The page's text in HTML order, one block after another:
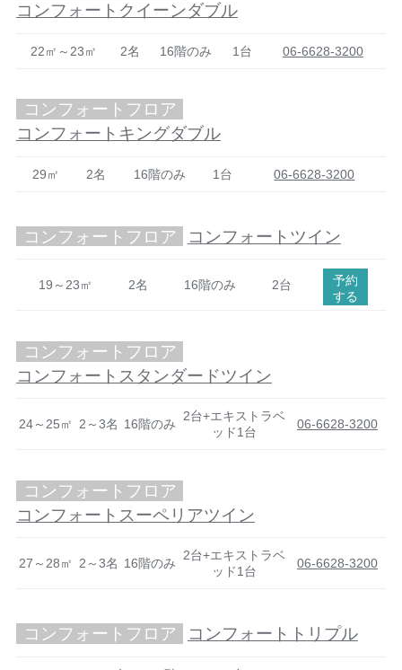
コンフォートクイーンダブル
22㎡～23㎡ 2名 16階のみ 1台 06-6628-3200
コンフォートフロア
コンフォートキングダブル
29㎡ 2名 16階のみ 1台 06-6628-3200
コンフォートフロア コンフォートツイン
19～23㎡ 2名 16階のみ 2台
予約
する
コンフォートフロア
コンフォートスタンダードツイン
24～25㎡ 2～3名 16階のみ
2台+エキストラベ
ッド1台
06-6628-3200
コンフォートフロア
コンフォートスーペリアツイン
27～28㎡ 2～3名 16階のみ
2台+エキストラベ
ッド1台
06-6628-3200
コンフォートフロア コンフォートトリプル